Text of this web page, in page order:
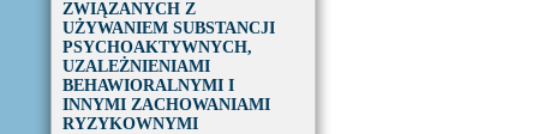
ZWIĄZANYCH Z
UŻYWANIEM SUBSTANCJI
PSYCHOAKTYWNYCH,
UZALEŻNIENIAMI
BEHAWIORALNYMI I
INNYMI ZACHOWANIAMI
RYZYKOWNYMI